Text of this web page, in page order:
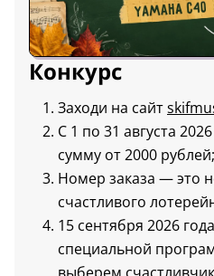
Конкурс
Заходи на сайт
С 1 по 31 августа
сумму от 2000 рублей;
Номер заказа — это
счастливого
15 сентября 2026
специальной